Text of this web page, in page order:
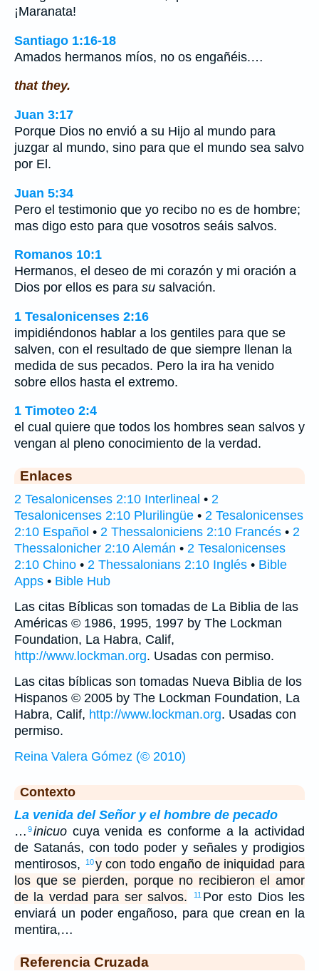
¡Maranata!
Santiago 1:16-18
Amados hermanos míos, no os engañéis.…
that they.
Juan 3:17
Porque Dios no envió a su Hijo al mundo para
juzgar al mundo, sino para que el mundo sea salvo
por El.
Juan 5:34
Pero el testimonio que yo recibo no es de hombre;
mas digo esto para que vosotros seáis salvos.
Romanos 10:1
Hermanos, el deseo de mi corazón y mi oración a
Dios por ellos es para su salvación.
1 Tesalonicenses 2:16
impidiéndonos hablar a los gentiles para que se
salven, con el resultado de que siempre llenan la
medida de sus pecados. Pero la ira ha venido
sobre ellos hasta el extremo.
1 Timoteo 2:4
el cual quiere que todos los hombres sean salvos y
vengan al pleno conocimiento de la verdad.
Enlaces
2 Tesalonicenses 2:10 Interlineal • 2
Tesalonicenses 2:10 Plurilingüe • 2 Tesalonicenses
2:10 Español • 2 Thessaloniciens 2:10 Francés • 2
Thessalonicher 2:10 Alemán • 2 Tesalonicenses
2:10 Chino • 2 Thessalonians 2:10 Inglés • Bible
Apps • Bible Hub
Las citas Bíblicas son tomadas de La Biblia de las
Américas © 1986, 1995, 1997 by The Lockman
Foundation, La Habra, Calif,
http://www.lockman.org. Usadas con permiso.
Las citas bíblicas son tomadas Nueva Biblia de los
Hispanos © 2005 by The Lockman Foundation, La
Habra, Calif, http://www.lockman.org. Usadas con
permiso.
Reina Valera Gómez (© 2010)
Contexto
La venida del Señor y el hombre de pecado
… 9inicuo cuya venida es conforme a la actividad
de Satanás, con todo poder y señales y prodigios
mentirosos,
10 y con todo engaño de iniquidad para
los que se pierden, porque no recibieron el amor
de la verdad para ser salvos.
11 Por esto Dios les
enviará un poder engañoso, para que crean en la
mentira,…
Referencia Cruzada